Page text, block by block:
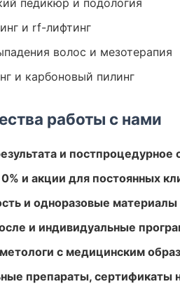
педикюр и подология
и rf-лифтинг
волос и мезотерапия
и карбоновый пилинг
работы с нами
и
и акции для постоянных
и одноразовые материалы
и индивидуальные
с медицинским
препараты, сертификаты